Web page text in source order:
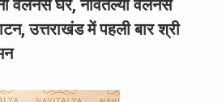
वेलनेस घर, नवितल्या वेलनेस
उत्तराखंड में पहली बार श्री